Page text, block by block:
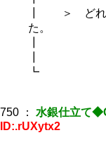
┃ ＞ どれも
た。
┗
750 ： 水銀仕立て
ID:.rUXytx2